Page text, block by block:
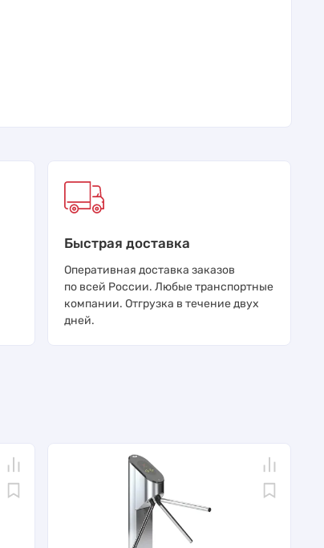
Быстрая доставка
Оперативная доставка заказов
по всей России. Любые транспортные
компании. Отгрузка в течение двух
дней.